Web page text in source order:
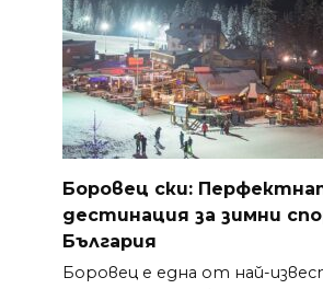
Боровец ски:
дестинация за зимни
България
Боровец е една от най-